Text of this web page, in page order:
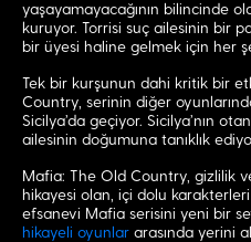
yaşayamayacağının bilincinde
kuruyor. Torrisi suç ailesinin bir
bir üyesi haline gelmek için her
Tek bir kurşunun dahi kritik bir
Country, serinin diğer
Sicilya’da geçiyor. Sicilya’nın
ailesinin doğumuna tanıklık
Mafia: The Old Country, gizlilik
hikayesi olan, içi dolu
efsanevi Mafia serisini yeni bir
hikayeli oyunlar arasında yerini